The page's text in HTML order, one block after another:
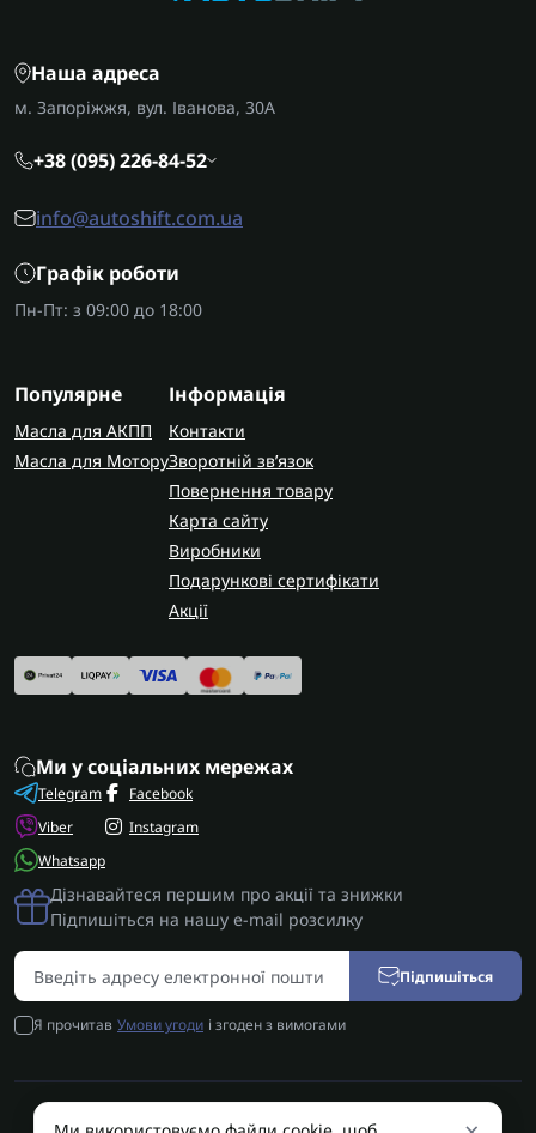
Наша адреса
м. Запоріжжя, вул. Іванова, 30А
+38 (095) 226-84-52
info@autoshift.com.ua
Графік роботи
Пн-Пт: з 09:00 до 18:00
Популярне
Масла для АКПП
Масла для Мотору
Інформація
Контакти
Зворотній зв’язок
Повернення товару
Карта сайту
Виробники
Подарункові сертифікати
Акції
Ми у соціальних мережах
Telegram
Viber
Whatsapp
Facebook
Instagram
Дізнавайтеся першим про акції та знижки
Підпишіться на нашу e-mail розсилку
Підпишіться
Я прочитав Умови угоди і згоден з вимогами